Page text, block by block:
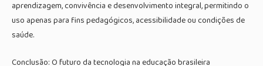
aprendizagem, convivência e desenvolvimento integral, permitindo o
uso apenas para fins pedagógicos, acessibilidade ou condições de
saúde.
Conclusão: O futuro da tecnologia na educação brasileira